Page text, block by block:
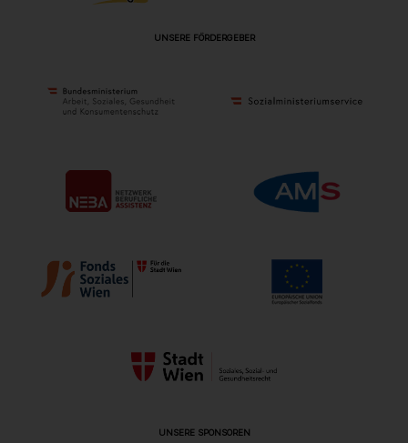
UNSERE FÖRDERGEBER
UNSERE SPONSOREN